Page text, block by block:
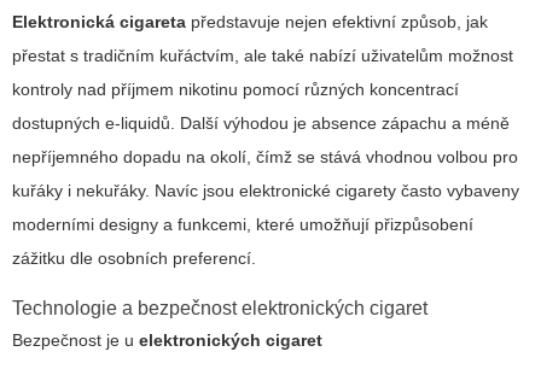
Elektronická cigareta představuje nejen efektivní způsob, jak
přestat s tradičním kuřáctvím, ale také nabízí uživatelům možnost
kontroly nad příjmem nikotinu pomocí různých koncentrací
dostupných e-liquidů. Další výhodou je absence zápachu a méně
nepříjemného dopadu na okolí, čímž se stává vhodnou volbou pro
kuřáky i nekuřáky. Navíc jsou elektronické cigarety často vybaveny
moderními designy a funkcemi, které umožňují přizpůsobení
zážitku dle osobních preferencí.
Technologie a bezpečnost elektronických cigaret
Bezpečnost je u elektronických cigaret